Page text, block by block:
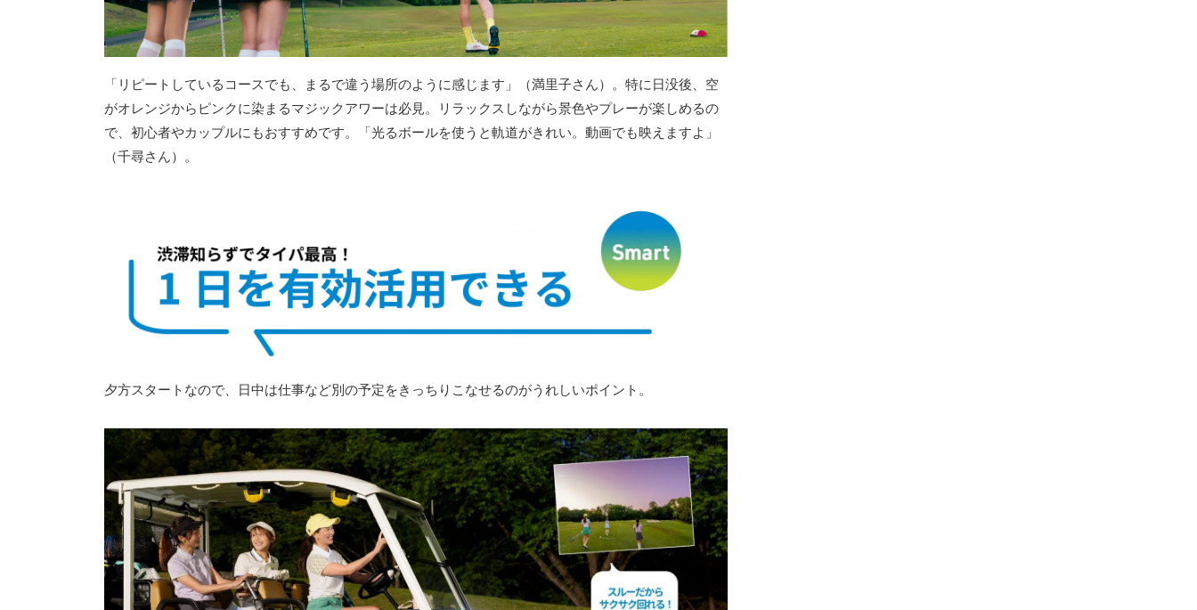
「リピートしているコースでも、まるで違う場所のように感じます」（満里子さん）。特に日没後、空
がオレンジからピンクに染まるマジックアワーは必見。リラックスしながら景色やプレーが楽しめるの
で、初心者やカップルにもおすすめです。「光るボールを使うと軌道がきれい。動画でも映えますよ」
（千尋さん）。
夕方スタートなので、日中は仕事など別の予定をきっちりこなせるのがうれしいポイント。